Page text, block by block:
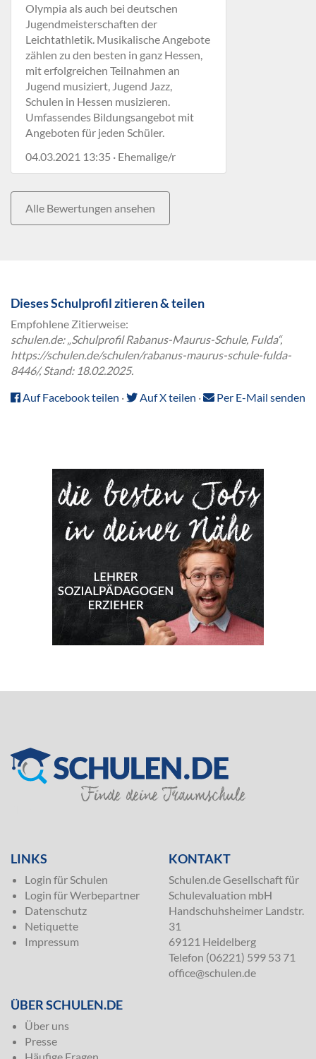
Olympia als auch bei deutschen
Jugendmeisterschaften der
Leichtathletik. Musikalische Angebote
zählen zu den besten in ganz Hessen,
mit erfolgreichen Teilnahmen an
Jugend musiziert, Jugend Jazz,
Schulen in Hessen musizieren.
Umfassendes Bildungsangebot mit
Angeboten für jeden Schüler.
04.03.2021 13:35 · Ehemalige/r
Alle Bewertungen ansehen
Dieses Schulprofil zitieren & teilen
Empfohlene Zitierweise:
schulen.de: „Schulprofil Rabanus-Maurus-Schule, Fulda“,
https://schulen.de/schulen/rabanus-maurus-schule-fulda-
8446/, Stand: 18.02.2025.
Auf Facebook teilen · Auf X teilen · Per E-Mail senden
LINKS
Login für Schulen
Login für Werbepartner
Datenschutz
Netiquette
Impressum
KONTAKT
Schulen.de Gesellschaft für
Schulevaluation mbH
Handschuhsheimer Landstr.
31
69121 Heidelberg
Telefon (06221) 599 53 71
office@schulen.de
ÜBER SCHULEN.DE
Über uns
Presse